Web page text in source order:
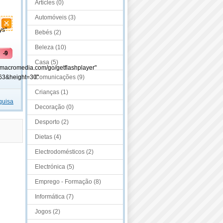
go/getflashplayer"
-9
Articles (0)
Automóveis (3)
Bebés (2)
Beleza (10)
Casa (5)
Comunicações (9)
Crianças (1)
Decoração (0)
Desporto (2)
Dietas (4)
Electrodomésticos (2)
Electrónica (5)
Emprego - Formação (8)
Informática (7)
Jogos (2)